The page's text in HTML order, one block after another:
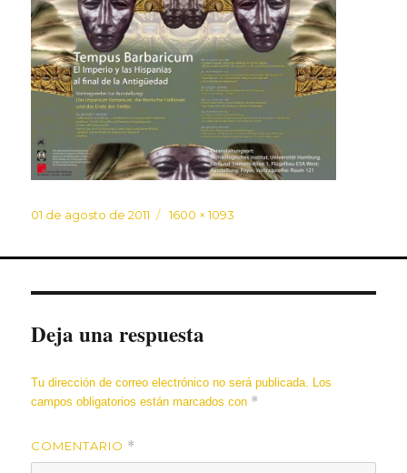
Publicado
01 de agosto de 2011
Tamaño
1600 × 1093
Deja una respuesta
Tu dirección de correo electrónico no será publicada. Los
campos obligatorios están marcados con *
COMENTARIO *